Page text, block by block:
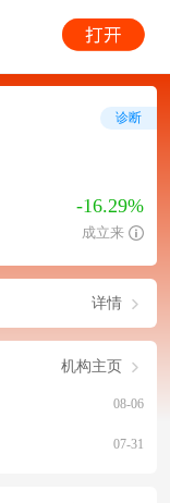
-16.29%
成立来
诊断
详情
机构主页
08-06
07-31